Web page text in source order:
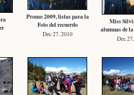
Promo 2009, listas para la
Foto del recuerdo
Dec 27, 2010
Miss
alumnas de
Dec